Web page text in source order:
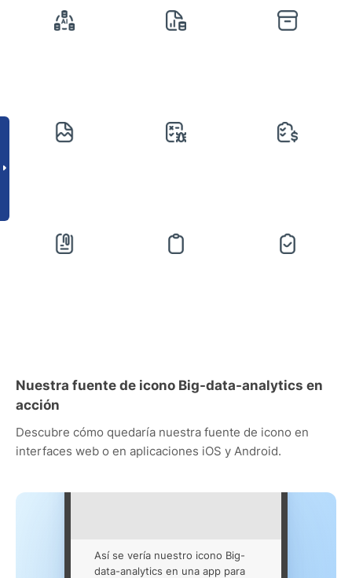
Nuestra fuente de icono Big-data-analytics en
acción
Descubre cómo quedaría nuestra fuente de icono en
interfaces web o en aplicaciones iOS y Android.
Así se vería nuestro icono Big-
data-analytics en una app para